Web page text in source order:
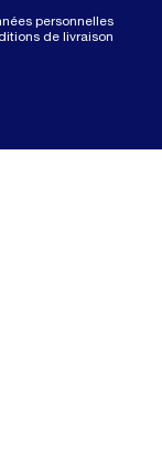
personnelles
de livraison